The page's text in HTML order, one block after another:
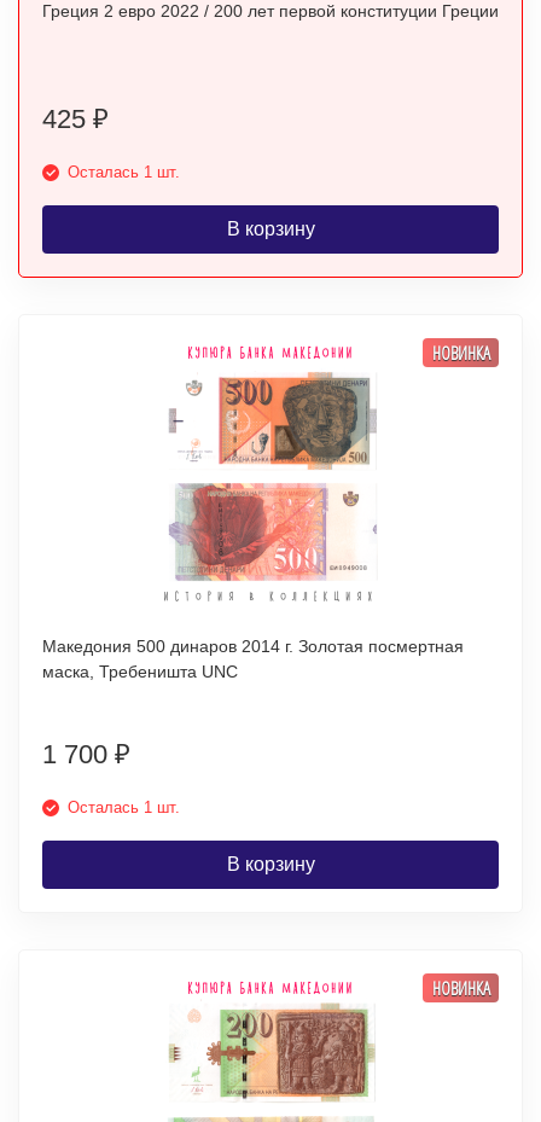
Греция 2 евро 2022 / 200 лет первой конституции Греции
425 ₽
Осталась 1 шт.
В корзину
НОВИНКА
Македония 500 динаров 2014 г. Золотая посмертная
маска, Требеништа UNC
1 700 ₽
Осталась 1 шт.
В корзину
НОВИНКА